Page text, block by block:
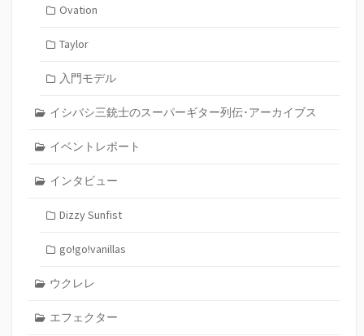
Ovation
Taylor
入門モデル
イシバシ三銃士のスーパーギター列伝･アーカイブス
イベントレポート
インタビュー
Dizzy Sunfist
go!go!vanillas
ウクレレ
エフェクター